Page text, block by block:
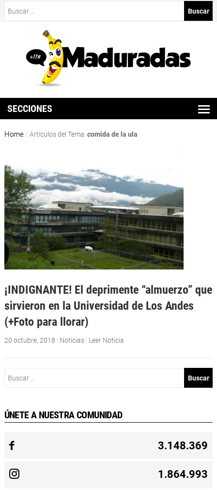
SECCIONES
Home / Artículos del Tema: comida de la ula
¡INDIGNANTE! El deprimente “almuerzo” que
sirvieron en la Universidad de Los Andes
(+Foto para llorar)
20 octubre, 2018 | Noticias | Leer Noticia
ÚNETE A NUESTRA COMUNIDAD
3.148.369
1.864.993